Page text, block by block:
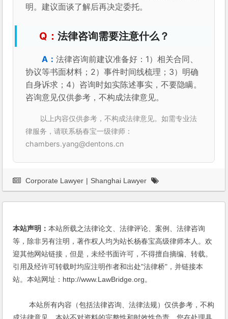
明。建议面谈了解后再决定委托。
法律咨询需要注意什么？
法律咨询前建议准备好：1）相关合同、
协议等书面材料；2）事件时间线梳理；3）明确
自身诉求；4）咨询时如实陈述事实，不要隐瞒。
咨询意见仅供参考，不构成法律意见。
以上内容仅供参考，不构成法律意见。如需专业法
律服务，请联系杨春宝一级律师：
chambers.yang@dentons.cn
Corporate Lawyer | Shanghai Lawyer
本站声明：本站所载之法律论文、法律评论、案例、法律咨询
等，除非另有注明，著作权人均为站长杨春宝高级律师本人。欢
迎其他网站链接，但是，未经书面许可，不得擅自摘编、转载。
引用及经许可转载时均应注明作者和出处"法律桥"，并链接本
站。本站网址：http://www.LawBridge.org。
本站所有内容（包括法律咨询、法律法规）仅供参考，不构